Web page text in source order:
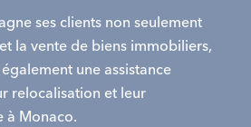
ses clients non seulement
la vente de biens immobiliers,
une assistance
relocalisation et leur
à Monaco.